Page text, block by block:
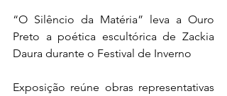
“O Silêncio da Matéria” leva a Ouro
Preto a poética escultórica de Zackia
Daura durante o Festival de Inverno
Exposição reúne obras representativas